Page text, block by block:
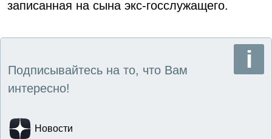
записанная на сына экс-госслужащего.
Подписывайтесь на то, что Вам
интересно!
Новости